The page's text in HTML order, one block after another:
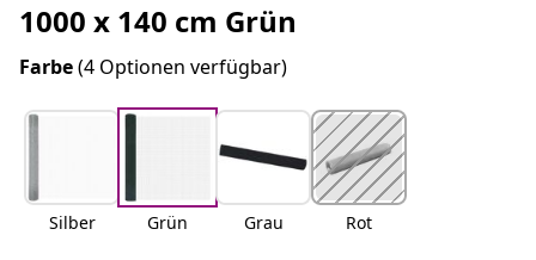
1000 x 140 cm Grün
Farbe(4 Optionen verfügbar)
Silber Grün Grau Rot